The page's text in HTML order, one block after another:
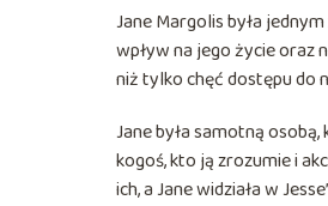
Jane Margolis była
wpływ na jego życie oraz
niż tylko chęć dostępu do
Jane była samotną
kogoś, kto ją zrozumie i
ich, a Jane widziała w